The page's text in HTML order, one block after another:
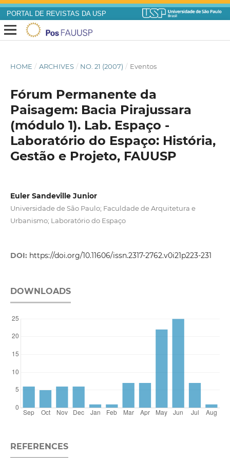
PORTAL DE REVISTAS DA USP
HOME / ARCHIVES / NO. 21 (2007) / Eventos
Fórum Permanente da
Paisagem: Bacia Pirajussara
(módulo 1). Lab. Espaço -
Laboratório do Espaço: História,
Gestão e Projeto, FAUUSP
Euler Sandeville Junior
Universidade de São Paulo; Faculdade de Arquitetura e
Urbanismo; Laboratório do Espaço
DOI: https://doi.org/10.11606/issn.2317-2762.v0i21p223-231
DOWNLOADS
REFERENCES